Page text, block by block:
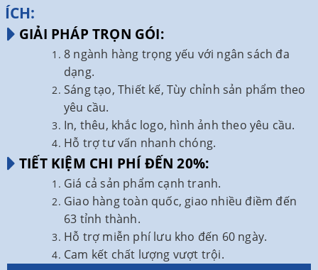
ÍCH:
GIẢI PHÁP TRỌN GÓI:
8 ngành hàng trọng yếu với ngân sách đa
dạng.
Sáng tạo, Thiết kế, Tùy chỉnh sản phẩm theo
yêu cầu.
In, thêu, khắc logo, hình ảnh theo yêu cầu.
Hỗ trợ tư vấn nhanh chóng.
TIẾT KIỆM CHI PHÍ ĐẾN 20%:
Giá cả sản phẩm cạnh tranh.
Giao hàng toàn quốc, giao nhiều điềm đến
63 tỉnh thành.
Hỗ trợ miễn phí lưu kho đến 60 ngày.
Cam kết chất lượng vượt trội.